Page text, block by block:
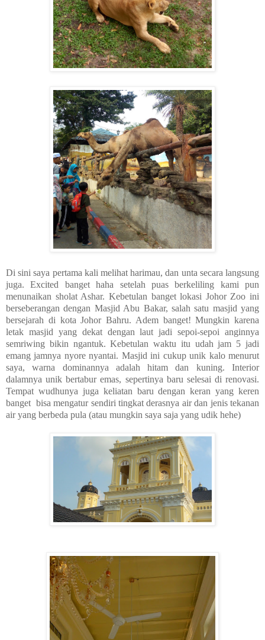
Di sini saya pertama kali melihat harimau, dan unta secara langsung
juga. Excited banget haha setelah puas berkeliling kami pun
menunaikan sholat Ashar. Kebetulan banget lokasi Johor Zoo ini
berseberangan dengan Masjid Abu Bakar, salah satu masjid yang
bersejarah di kota Johor Bahru. Adem banget! Mungkin karena
letak masjid yang dekat dengan laut jadi sepoi-sepoi anginnya
semriwing bikin ngantuk. Kebetulan waktu itu udah jam 5 jadi
emang jamnya nyore nyantai. Masjid ini cukup unik kalo menurut
saya, warna dominannya adalah hitam dan kuning. Interior
dalamnya unik bertabur emas, sepertinya baru selesai di renovasi.
Tempat wudhunya juga keliatan baru dengan keran yang keren
banget bisa mengatur sendiri tingkat derasnya air dan jenis tekanan
air yang berbeda pula (atau mungkin saya saja yang udik hehe)